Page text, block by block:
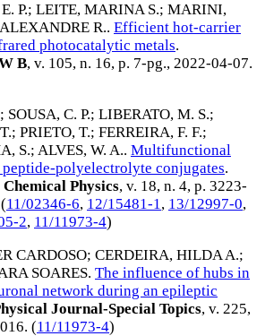
P.; LEITE, MARINA S.; MARINI,
R.. Efficient hot-carrier
photocatalytic metals.
B, v. 105, n. 16, p. 7-pg., 2022-04-07.
; SOUSA, C. P.; LIBERATO, M. S.;
; PRIETO, T.; FERREIRA, F. F.;
S.; ALVES, W. A.. Multifunctional
peptide-polyelectrolyte conjugates.
Physics, v. 18, n. 4, p. 3223-
11/02346-6, 12/15481-1, 13/12997-0,
2, 11/11973-4)
CARDOSO; CERDEIRA, HILDA A.;
SOARES. The influence of hubs in
network during an epileptic
Journal-Special Topics, v. 225,
. (11/11973-4)